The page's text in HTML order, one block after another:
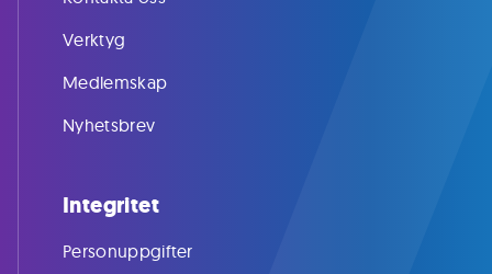
Verktyg
Medlemskap
Nyhetsbrev
Integritet
Personuppgifter